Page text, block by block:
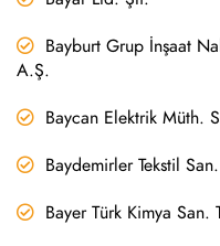
Bayburt Grup İnşaat
A.Ş.
Baycan Elektrik Müth.
Baydemirler Tekstil
Bayer Türk Kimya San.